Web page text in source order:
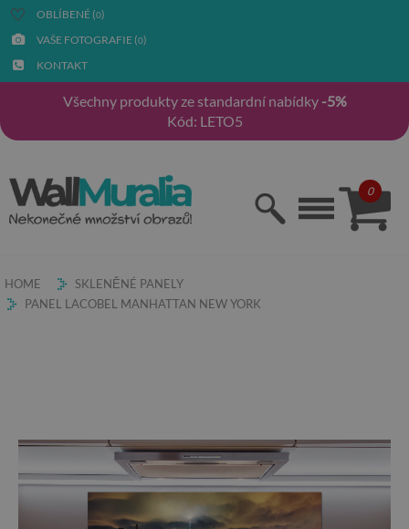
OBLÍBENÉ (0)
VAŠE FOTOGRAFIE (0)
KONTAKT
Všechny produkty ze standardní nabídky -5%
Kód: LETO5
0
HOME
SKLENĚNÉ PANELY
PANEL LACOBEL MANHATTAN NEW YORK